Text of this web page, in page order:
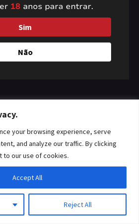
your browsing experience, serve
and analyze our traffic. By clicking
to our use of cookies.
Reject All
Accept All
amazing
back soon!
18 anos para entrar.
Sim
Não